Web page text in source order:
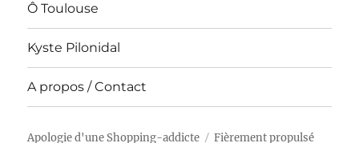
Ô Toulouse
Kyste Pilonidal
A propos / Contact
Apologie d'une Shopping-addicte Fièrement propulsé